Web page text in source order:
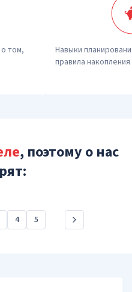
том,
Навыки
правила
, поэтому о нас
4 5